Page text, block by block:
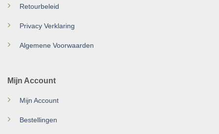
Retourbeleid
Privacy Verklaring
Algemene Voorwaarden
Mijn Account
Mijn Account
Bestellingen